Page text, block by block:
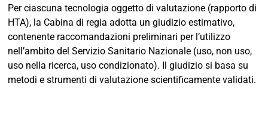
Per ciascuna tecnologia oggetto di valutazione (rapporto di
HTA), la Cabina di regia adotta un giudizio estimativo,
contenente raccomandazioni preliminari per l’utilizzo
nell’ambito del Servizio Sanitario Nazionale (uso, non uso,
uso nella ricerca, uso condizionato). Il giudizio si basa su
metodi e strumenti di valutazione scientificamente validati.